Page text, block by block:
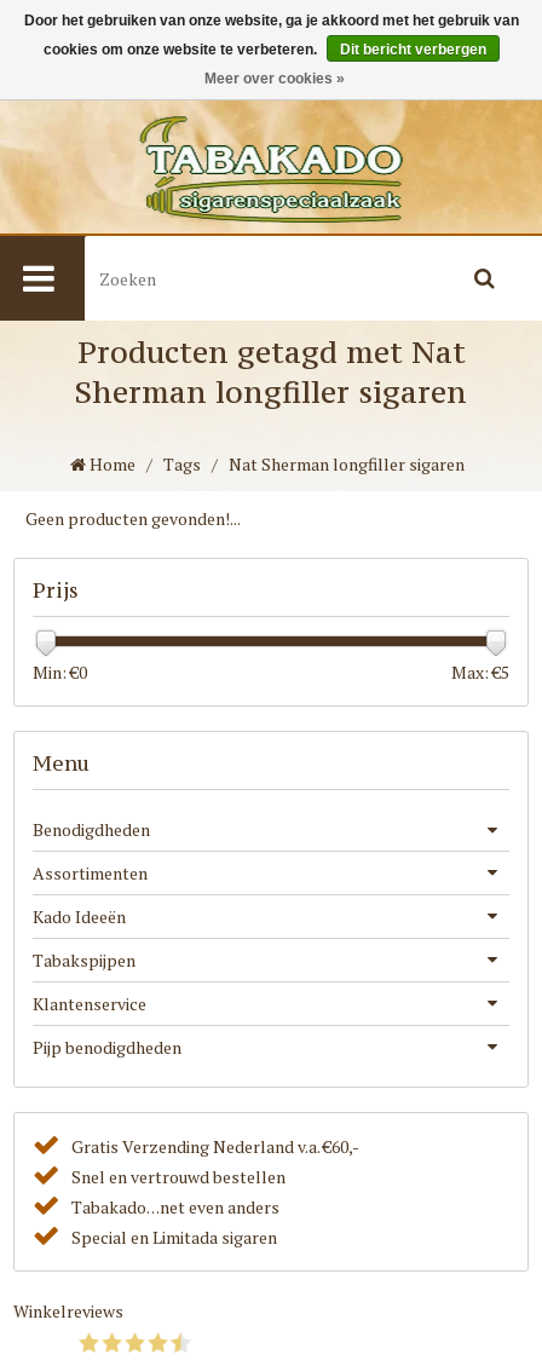
Producten getagd met Nat
Sherman longfiller sigaren
Home / Tags / Nat Sherman longfiller sigaren
Geen producten gevonden!...
Prijs
Min: €0 Max: €5
Menu
Benodigdheden
Assortimenten
Kado Ideeën
Tabakspijpen
Klantenservice
Pijp benodigdheden
Gratis Verzending Nederland v.a. €60,-
Snel en vertrouwd bestellen
Tabakado. . .net even anders
Special en Limitada sigaren
Winkelreviews
Door het gebruiken van onze website, ga je akkoord met het gebruik van
cookies om onze website te verbeteren.
Dit bericht verbergen
Meer over cookies »